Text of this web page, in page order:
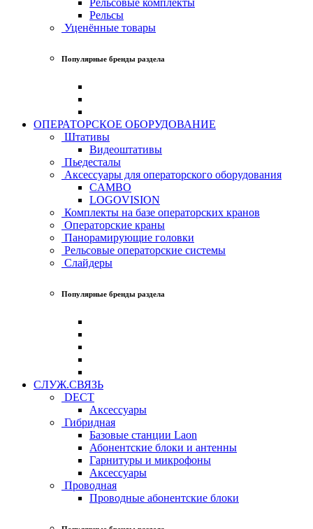
Рельсы
Уценённые товары
Популярные бренды раздела
ОПЕРАТОРСКОЕ ОБОРУДОВАНИЕ
Штативы
Видеоштативы
Пьедесталы
Аксессуары для операторского оборудования
CAMBO
LOGOVISION
Комплекты на базе операторских кранов
Операторские краны
Панорамирующие головки
Рельсовые операторские системы
Слайдеры
Популярные бренды раздела
СЛУЖ.СВЯЗЬ
DECT
Аксессуары
Гибридная
Базовые станции Laon
Абонентские блоки и антенны
Гарнитуры и микрофоны
Аксессуары
Проводная
Проводные абонентские блоки